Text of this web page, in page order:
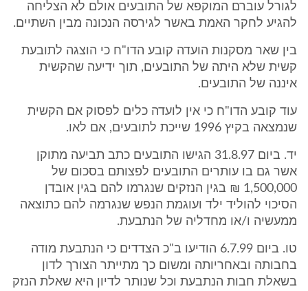
לגורל עוברם המוקפא של התובעים אולם לא הצליחה
להגיע לחקר האמת באשר לגירסה הנכונה מבין השתיים.
בין שאר מסקנות הועדה קובע הדו"ח כי הוצגה לתובעת
קשית שלא היתה של התובעים, תוך ידיעה שהקשית
איננה של התובעים.
עוד קובע הדו"ח כי אין לועדה כלים לפסוק אם הקשית
שנמצאה בקיץ 1996 שייכת לתובעים, אם לאו.
יד. ביום 31.8.97 הגישו התובעים כתב תביעה מתוקן
אשר גם בו עותרים התובעים לפצותם בסכום של
1,500,000 ₪ בגין הנזקים שנגרמו להם בגין אובדן
הסיכוי להוליד ילד ועוגמת הנפש שנגרמה להם כתוצאה
ממעשיה ו/או מחדליה של הנתבעת.
טו. ביום 6.7.99 הודיעו ב"כ הצדדים כי הנתבעת מודה
בחבותה ובאחריותה ומשום כך מתייתר הצורך לדון
בשאלת חבות הנתבעת וכל שנותר לדיון היא שאלת הנזק